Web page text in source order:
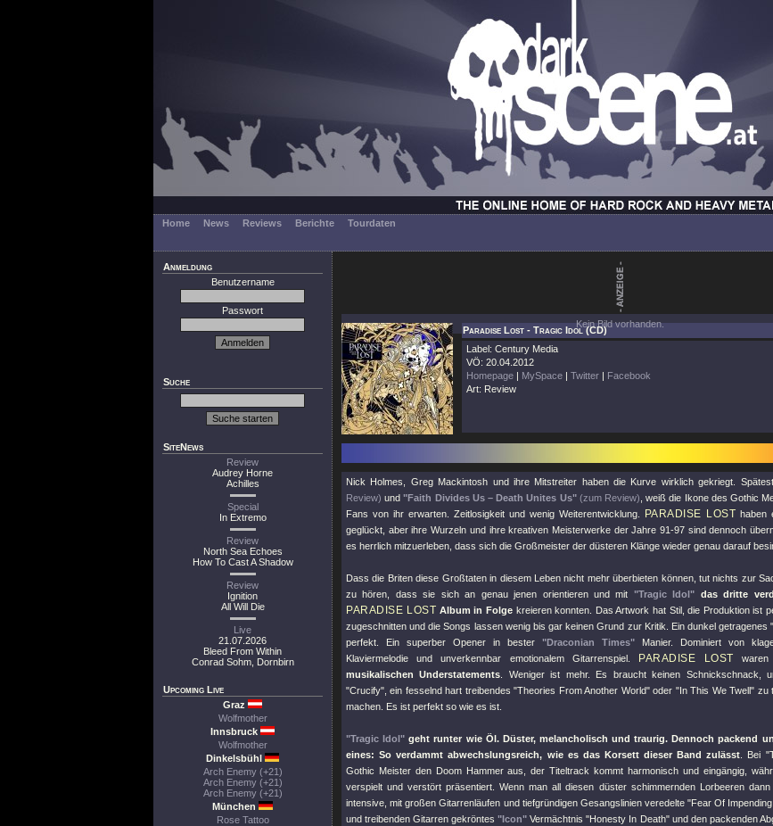
Home News Reviews Berichte
Tourdaten
Anmeldung
Benutzername
Passwort
Suche
SiteNews
Review
Audrey Horne
Achilles
Special
In Extremo
Review
North Sea Echoes
How To Cast A Shadow
Review
Ignition
All Will Die
Live
21.07.2026
Bleed From Within
Conrad Sohm, Dornbirn
Upcoming Live
Graz
Wolfmother
Innsbruck
Wolfmother
Dinkelsbühl
Arch Enemy (+21)
Arch Enemy (+21)
Arch Enemy (+21)
München
Rose Tattoo
Kein Bild vorhanden.
Paradise Lost - Tragic Idol (CD)
Label: Century Media
VÖ: 20.04.2012
Homepage | MySpace | Twitter | Facebook
Art: Review
Nick Holmes, Greg Mackintosh und ihre Mitstreiter haben die Kurve wirklich gekriegt.
Review) und"Faith Divides Us – Death Unites Us" (zum Review) , weiß die Ikone des Gothic
Fans von ihr erwarten. Zeitlosigkeit und wenig Weiterentwicklung.
PARADISE LOST haben
geglückt, aber ihre Wurzeln und ihre kreativen Meisterwerke der Jahre 91-97 sind dennoch
es herrlich mitzuerleben, dass sich die Großmeister der düsteren Klänge wieder genau darauf
Dass die Briten diese Großtaten in diesem Leben nicht mehr überbieten können, tut nichts zur
zu hören, dass sie sich an genau jenen orientieren und mit "Tragic Idol" das dritte
PARADISE LOST Album in Folgekreieren konnten. Das Artwork hat Stil, die Produktion ist
zugeschnitten und die Songs lassen wenig bis gar keinen Grund zur Kritik. Ein dunkel getragenes
perfekt. Ein superber Opener in bester "Draconian Times" Manier. Dominiert von
Klaviermelodie und unverkennbar emotionalem Gitarrenspiel.
PARADISE LOST
musikalischen Understatements . Weniger ist mehr. Es braucht keinen Schnickschnack,
"Crucify" , ein fesselnd hart treibendes"Theories From Another World"oder "In This We Twell" zu
machen. Es ist perfekt so wie es ist.
"Tragic Idol" geht runter wie Öl. Düster, melancholisch und traurig. Dennoch packend
eines: So verdammt abwechslungsreich, wie es das Korsett dieser Band zulässt . Bei
Gothic Meister den Doom Hammer aus, der Titeltrack kommt harmonisch und eingängig,
verspielt und verstört präsentiert. Wenn man all diesen düster schimmernden Lorbeeren dann
intensive, mit großen Gitarrenläufen und tiefgründigen Gesangslinien veredelte"Fear Of
und treibenden Gitarren gekröntes"Icon" Vermächtnis"Honesty In Death"und den packenden